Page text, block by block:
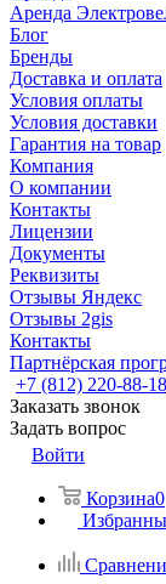
Аренда
Блог
Бренды
Доставка и оплата
Условия оплаты
Условия доставки
Гарантия на товар
Компания
О компании
Контакты
Лицензии
Документы
Реквизиты
Отзывы Яндекс
Отзывы 2gis
Контакты
Партнёрская
+7 (812) 220-88-18
Заказать звонок
Задать вопрос
Войти
Корзина0